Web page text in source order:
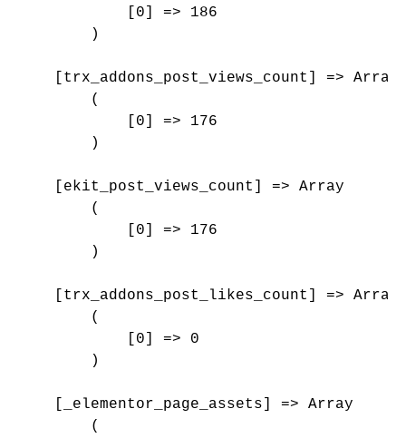
            [0] => 186
        )
    [trx_addons_post_views_count] => Array
        (
            [0] => 176
        )
    [ekit_post_views_count] => Array
        (
            [0] => 176
        )
    [trx_addons_post_likes_count] => Array
        (
            [0] => 0
        )
    [_elementor_page_assets] => Array
        (